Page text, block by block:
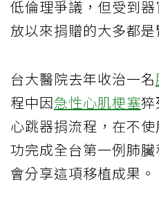
低倫理爭議，但受到
放以來捐贈的大多都是
台大醫院去年收治一名
程中因急性心肌梗塞
心跳器捐流程，在不
功完成全台第一例肺
會分享這項移植成果。